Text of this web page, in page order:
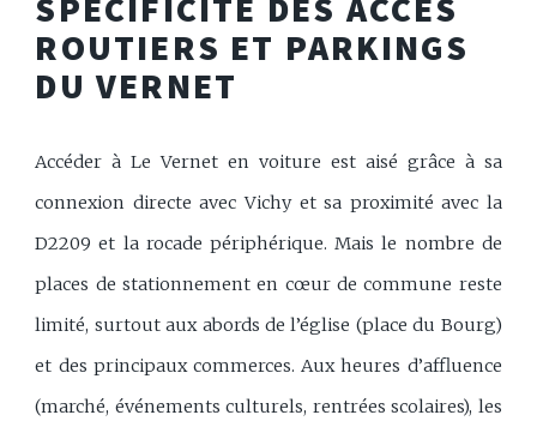
SPÉCIFICITÉ DES ACCÈS
ROUTIERS ET PARKINGS
DU VERNET
Accéder à Le Vernet en voiture est aisé grâce à sa
connexion directe avec Vichy et sa proximité avec la
D2209 et la rocade périphérique. Mais le nombre de
places de stationnement en cœur de commune reste
limité, surtout aux abords de l’église (place du Bourg)
et des principaux commerces. Aux heures d’affluence
(marché, événements culturels, rentrées scolaires), les